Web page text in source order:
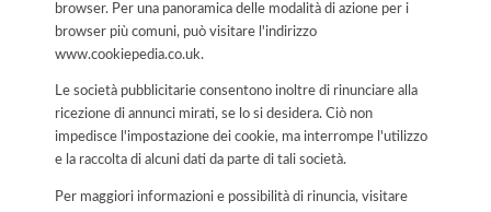
browser. Per una panoramica delle modalità di azione per i
browser più comuni, può visitare l'indirizzo
www.cookiepedia.co.uk.
Le società pubblicitarie consentono inoltre di rinunciare alla
ricezione di annunci mirati, se lo si desidera. Ciò non
impedisce l'impostazione dei cookie, ma interrompe l'utilizzo
e la raccolta di alcuni dati da parte di tali società.
Per maggiori informazioni e possibilità di rinuncia, visitare